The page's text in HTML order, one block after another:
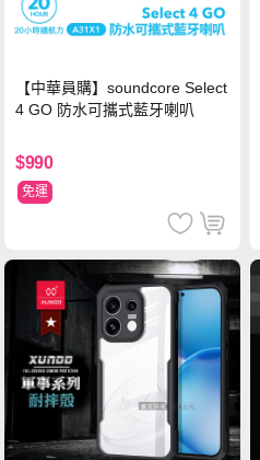
【中華員購】soundcore Select
4 GO 防水可攜式藍牙喇叭
$990
免運